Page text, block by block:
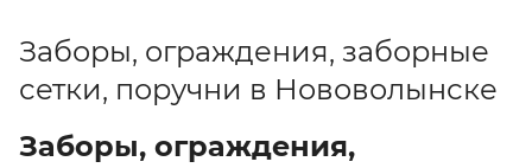
Заборы, ограждения, заборные
сетки, поручни в Нововолынске
Заборы, ограждения,